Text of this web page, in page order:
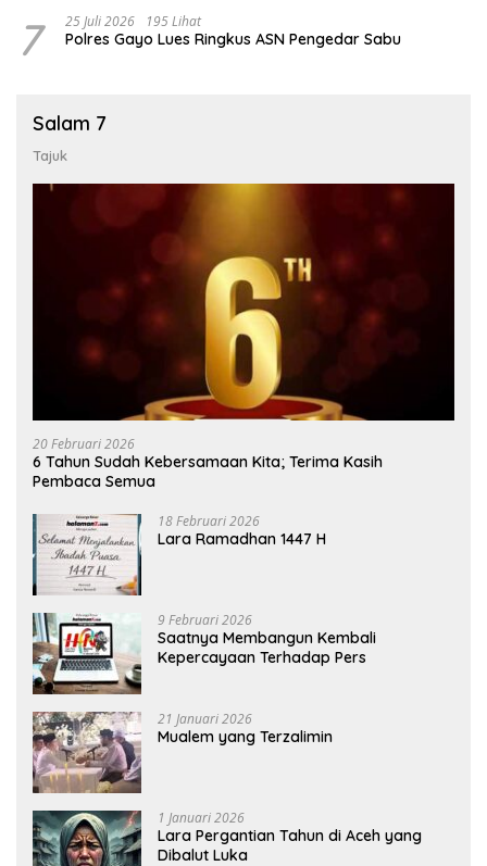
7 25 Juli 2026 195 Lihat
Polres Gayo Lues Ringkus ASN Pengedar Sabu
Salam 7
Tajuk
20 Februari 2026
6 Tahun Sudah Kebersamaan Kita; Terima Kasih
Pembaca Semua
18 Februari 2026
Lara Ramadhan 1447 H
9 Februari 2026
Saatnya Membangun Kembali
Kepercayaan Terhadap Pers
21 Januari 2026
Mualem yang Terzalimin
1 Januari 2026
Lara Pergantian Tahun di Aceh yang
Dibalut Luka